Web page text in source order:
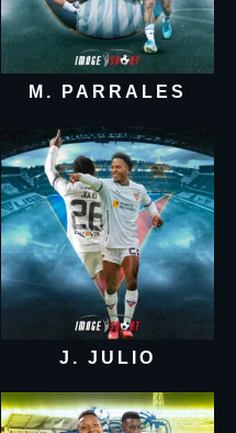
M. PARRALES
J. JULIO